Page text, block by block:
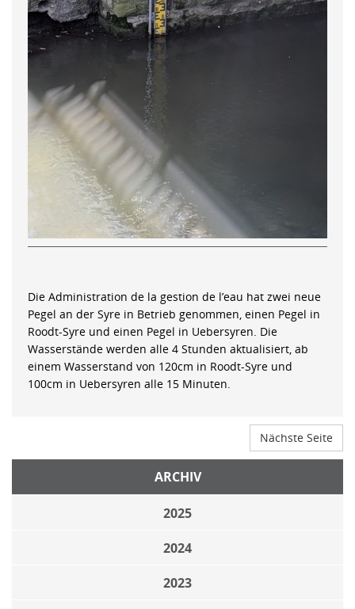
Die Administration de la gestion de l’eau hat zwei neue
Pegel an der Syre in Betrieb genommen, einen Pegel in
Roodt-Syre und einen Pegel in Uebersyren. Die
Wasserstände werden alle 4 Stunden aktualisiert, ab
einem Wasserstand von 120cm in Roodt-Syre und
100cm in Uebersyren alle 15 Minuten.
Nächste Seite
ARCHIV
2025
2024
2023